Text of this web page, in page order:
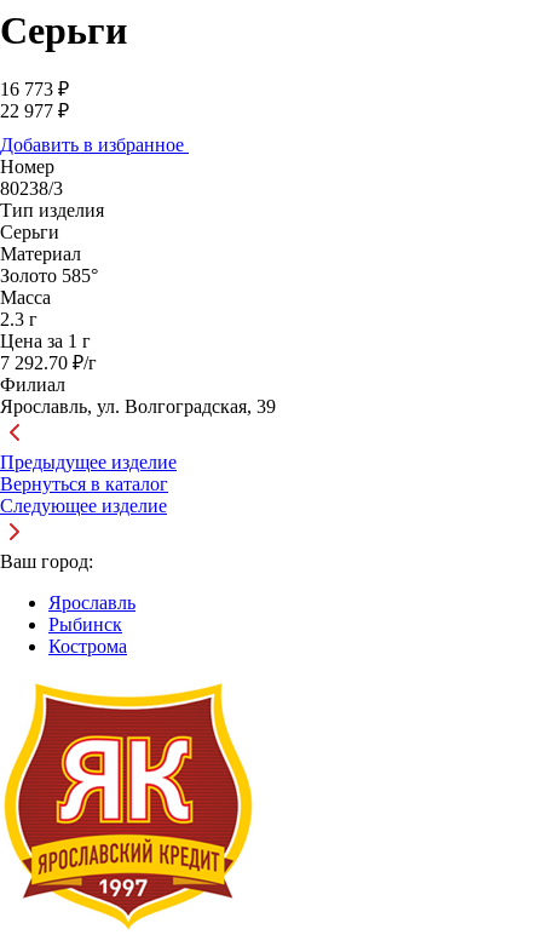
Серьги
16 773 ₽
22 977 ₽
Добавить в избранное
Номер
80238/3
Тип изделия
Серьги
Материал
Золото 585°
Масса
2.3 г
Цена за 1 г
7 292.70 ₽/г
Филиал
Ярославль, ул. Волгоградская, 39
Предыдущее изделие
Вернуться в каталог
Следующее изделие
Ваш город:
Ярославль
Рыбинск
Кострома